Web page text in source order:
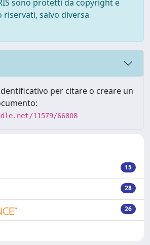
sono protetti da copyright e
salvo diversa
per citare o creare un
11579/66808
15
28
26